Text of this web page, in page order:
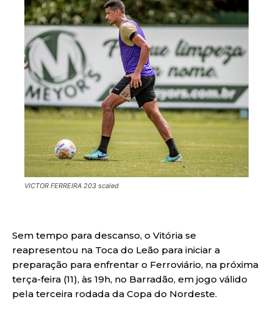
VICTOR FERREIRA 203 scaled
Sem tempo para descanso, o Vitória se
reapresentou na Toca do Leão para iniciar a
preparação para enfrentar o Ferroviário, na próxima
terça-feira (11), às 19h, no Barradão, em jogo válido
pela terceira rodada da Copa do Nordeste.